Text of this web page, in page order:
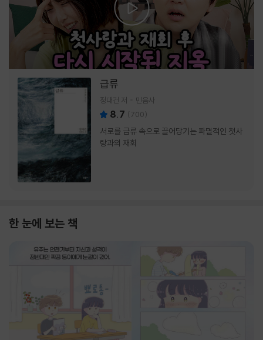
급류
정대건 저 민음사
8.7 (700)
서로를 급류 속으로 끌어당기는 파멸적인 첫사
랑과의 재회
한 눈에 보는 책